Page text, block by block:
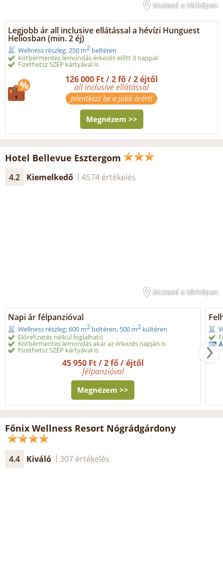
Mutasd a térképen
Legjobb ár all inclusive ellátással a hévízi Hunguest
Heliosban (min. 2 éj)
Wellness részleg: 250 m2 beltéren
Kötbérmentes lemondás érkezés előtt 3 nappal
Fizethetsz SZÉP kártyával is
126 000 Ft / 2 fő / 2 éjtől
all inclusive ellátással
Jelentkezz be a jobb árért!
Megnézem >>
Hotel Bellevue Esztergom
4.2 Kiemelkedő 4574 értékelés
Mutasd a térképen
Napi ár félpanzióval
Wellness részleg: 600 m2 beltéren, 500 m2 kültéren
Előrefizetés nélkül foglalható
Kötbérmentes lemondás akár az érkezés napján is
Fizethetsz SZÉP kártyával is
45 950 Ft / 2 fő / éjtől
félpanzióval
Megnézem >>
Főnix Wellness Resort Nógrádgárdony
4.4 Kiváló 307 értékelés